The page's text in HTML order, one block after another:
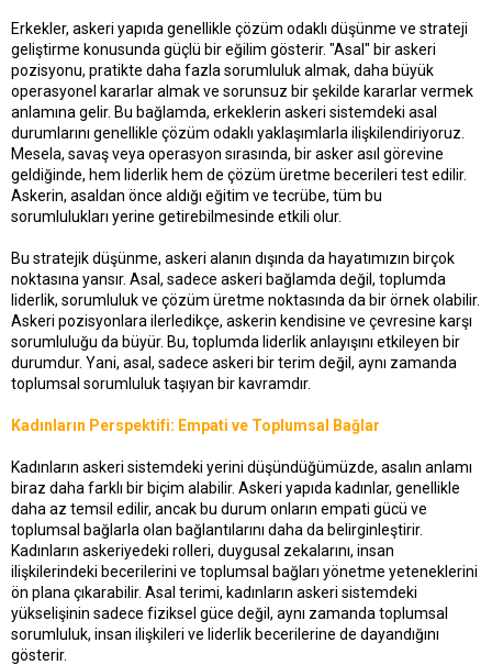
Erkekler, askeri yapıda genellikle çözüm odaklı düşünme ve strateji
geliştirme konusunda güçlü bir eğilim gösterir. "Asal" bir askeri
pozisyonu, pratikte daha fazla sorumluluk almak, daha büyük
operasyonel kararlar almak ve sorunsuz bir şekilde kararlar vermek
anlamına gelir. Bu bağlamda, erkeklerin askeri sistemdeki asal
durumlarını genellikle çözüm odaklı yaklaşımlarla ilişkilendiriyoruz.
Mesela, savaş veya operasyon sırasında, bir asker asıl görevine
geldiğinde, hem liderlik hem de çözüm üretme becerileri test edilir.
Askerin, asaldan önce aldığı eğitim ve tecrübe, tüm bu
sorumlulukları yerine getirebilmesinde etkili olur.
Bu stratejik düşünme, askeri alanın dışında da hayatımızın birçok
noktasına yansır. Asal, sadece askeri bağlamda değil, toplumda
liderlik, sorumluluk ve çözüm üretme noktasında da bir örnek olabilir.
Askeri pozisyonlara ilerledikçe, askerin kendisine ve çevresine karşı
sorumluluğu da büyür. Bu, toplumda liderlik anlayışını etkileyen bir
durumdur. Yani, asal, sadece askeri bir terim değil, aynı zamanda
toplumsal sorumluluk taşıyan bir kavramdır.
Kadınların Perspektifi: Empati ve Toplumsal Bağlar
Kadınların askeri sistemdeki yerini düşündüğümüzde, asalın anlamı
biraz daha farklı bir biçim alabilir. Askeri yapıda kadınlar, genellikle
daha az temsil edilir, ancak bu durum onların empati gücü ve
toplumsal bağlarla olan bağlantılarını daha da belirginleştirir.
Kadınların askeriyedeki rolleri, duygusal zekalarını, insan
ilişkilerindeki becerilerini ve toplumsal bağları yönetme yeteneklerini
ön plana çıkarabilir. Asal terimi, kadınların askeri sistemdeki
yükselişinin sadece fiziksel güce değil, aynı zamanda toplumsal
sorumluluk, insan ilişkileri ve liderlik becerilerine de dayandığını
gösterir.